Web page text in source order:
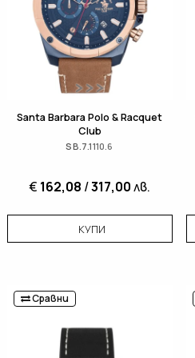
Santa Barbara Polo & Racquet
Club
SB.7.1110.6
€ 162,08 /317,00лв.
КУПИ
Сравни